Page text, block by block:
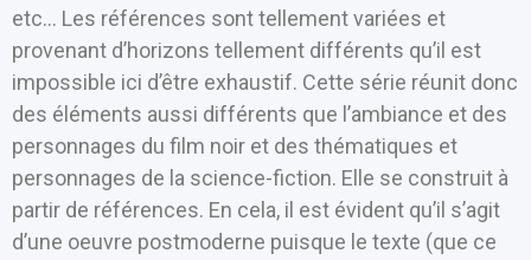
etc… Les références sont tellement variées et
provenant d’horizons tellement différents qu’il est
impossible ici d’être exhaustif. Cette série réunit donc
des éléments aussi différents que l’ambiance et des
personnages du film noir et des thématiques et
personnages de la science-fiction. Elle se construit à
partir de références. En cela, il est évident qu’il s’agit
d’une oeuvre postmoderne puisque le texte (que ce